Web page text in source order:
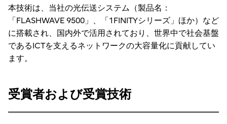
本技術は、当社の光伝送システム（製品名：
「FLASHWAVE 9500」、「1FINITYシリーズ」ほか）など
に搭載され、国内外で活用されており、世界中で社会基盤
であるICTを支えるネットワークの大容量化に貢献してい
ます。
受賞者および受賞技術